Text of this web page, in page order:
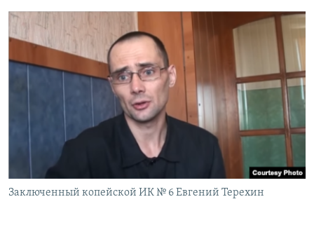
Заключенный копейской ИК № 6 Евгений Терехин